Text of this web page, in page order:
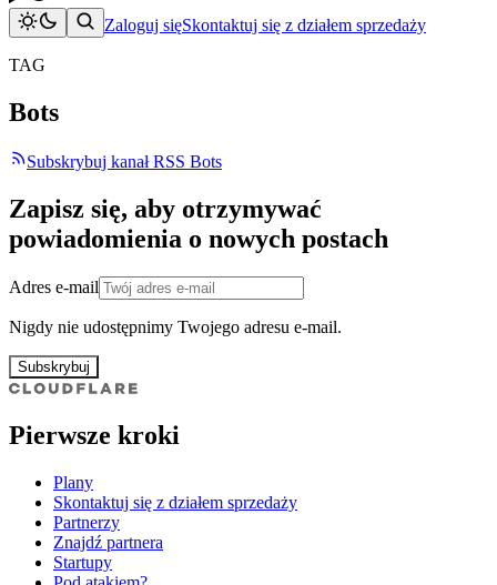
Zaloguj sięSkontaktuj się z działem sprzedaży
TAG
Bots
Subskrybuj kanał RSS Bots
Zapisz się, aby otrzymywać
powiadomienia o nowych postach
Adres e-mail
Nigdy nie udostępnimy Twojego adresu e-mail.
Subskrybuj
Pierwsze kroki
Plany
Skontaktuj się z działem sprzedaży
Partnerzy
Znajdź partnera
Startupy